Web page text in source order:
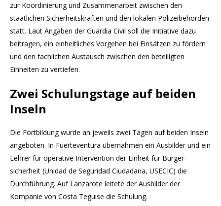
zur Koordinierung und Zusammenarbeit zwischen den
staatlichen Sicherheitskräften und den lokalen Polizeibehörden
statt. Laut Angaben der Guardia Civil soll die Initiative dazu
beitragen, ein einheitliches Vorgehen bei Einsätzen zu fördern
und den fachlichen Austausch zwischen den beteiligten
Einheiten zu vertiefen.
Zwei Schulungstage auf beiden
Inseln
Die Fortbildung wurde an jeweils zwei Tagen auf beiden Inseln
angeboten. In Fuerteventura übernahmen ein Ausbilder und ein
Lehrer für operative Intervention der Einheit für Bürger­
sicherheit (Unidad de Seguridad Ciudadana, USECIC) die
Durchführung. Auf Lanzarote leitete der Ausbilder der
Kompanie von Costa Teguise die Schulung.